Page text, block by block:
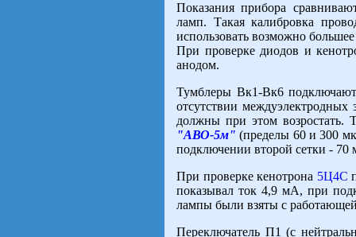
Показания прибора
ламп. Такая калибровка
использовать возможно
При проверке диодов и
анодом.
Тумблеры Вк1-Вк6
отсутствии
должны при этом
"АВО-5м" (пределы 60 и 300
подключении второй сетки -
При проверке кенотрона 5Ц4С
показывал ток 4,9 мА, при
лампы были взяты с
Переключатель П1 (с